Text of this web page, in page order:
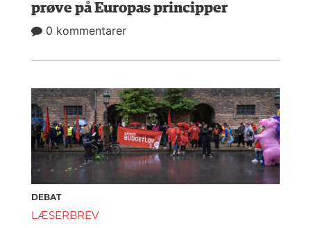
prøve på Europas principper
0 kommentarer
DEBAT
LÆSERBREV